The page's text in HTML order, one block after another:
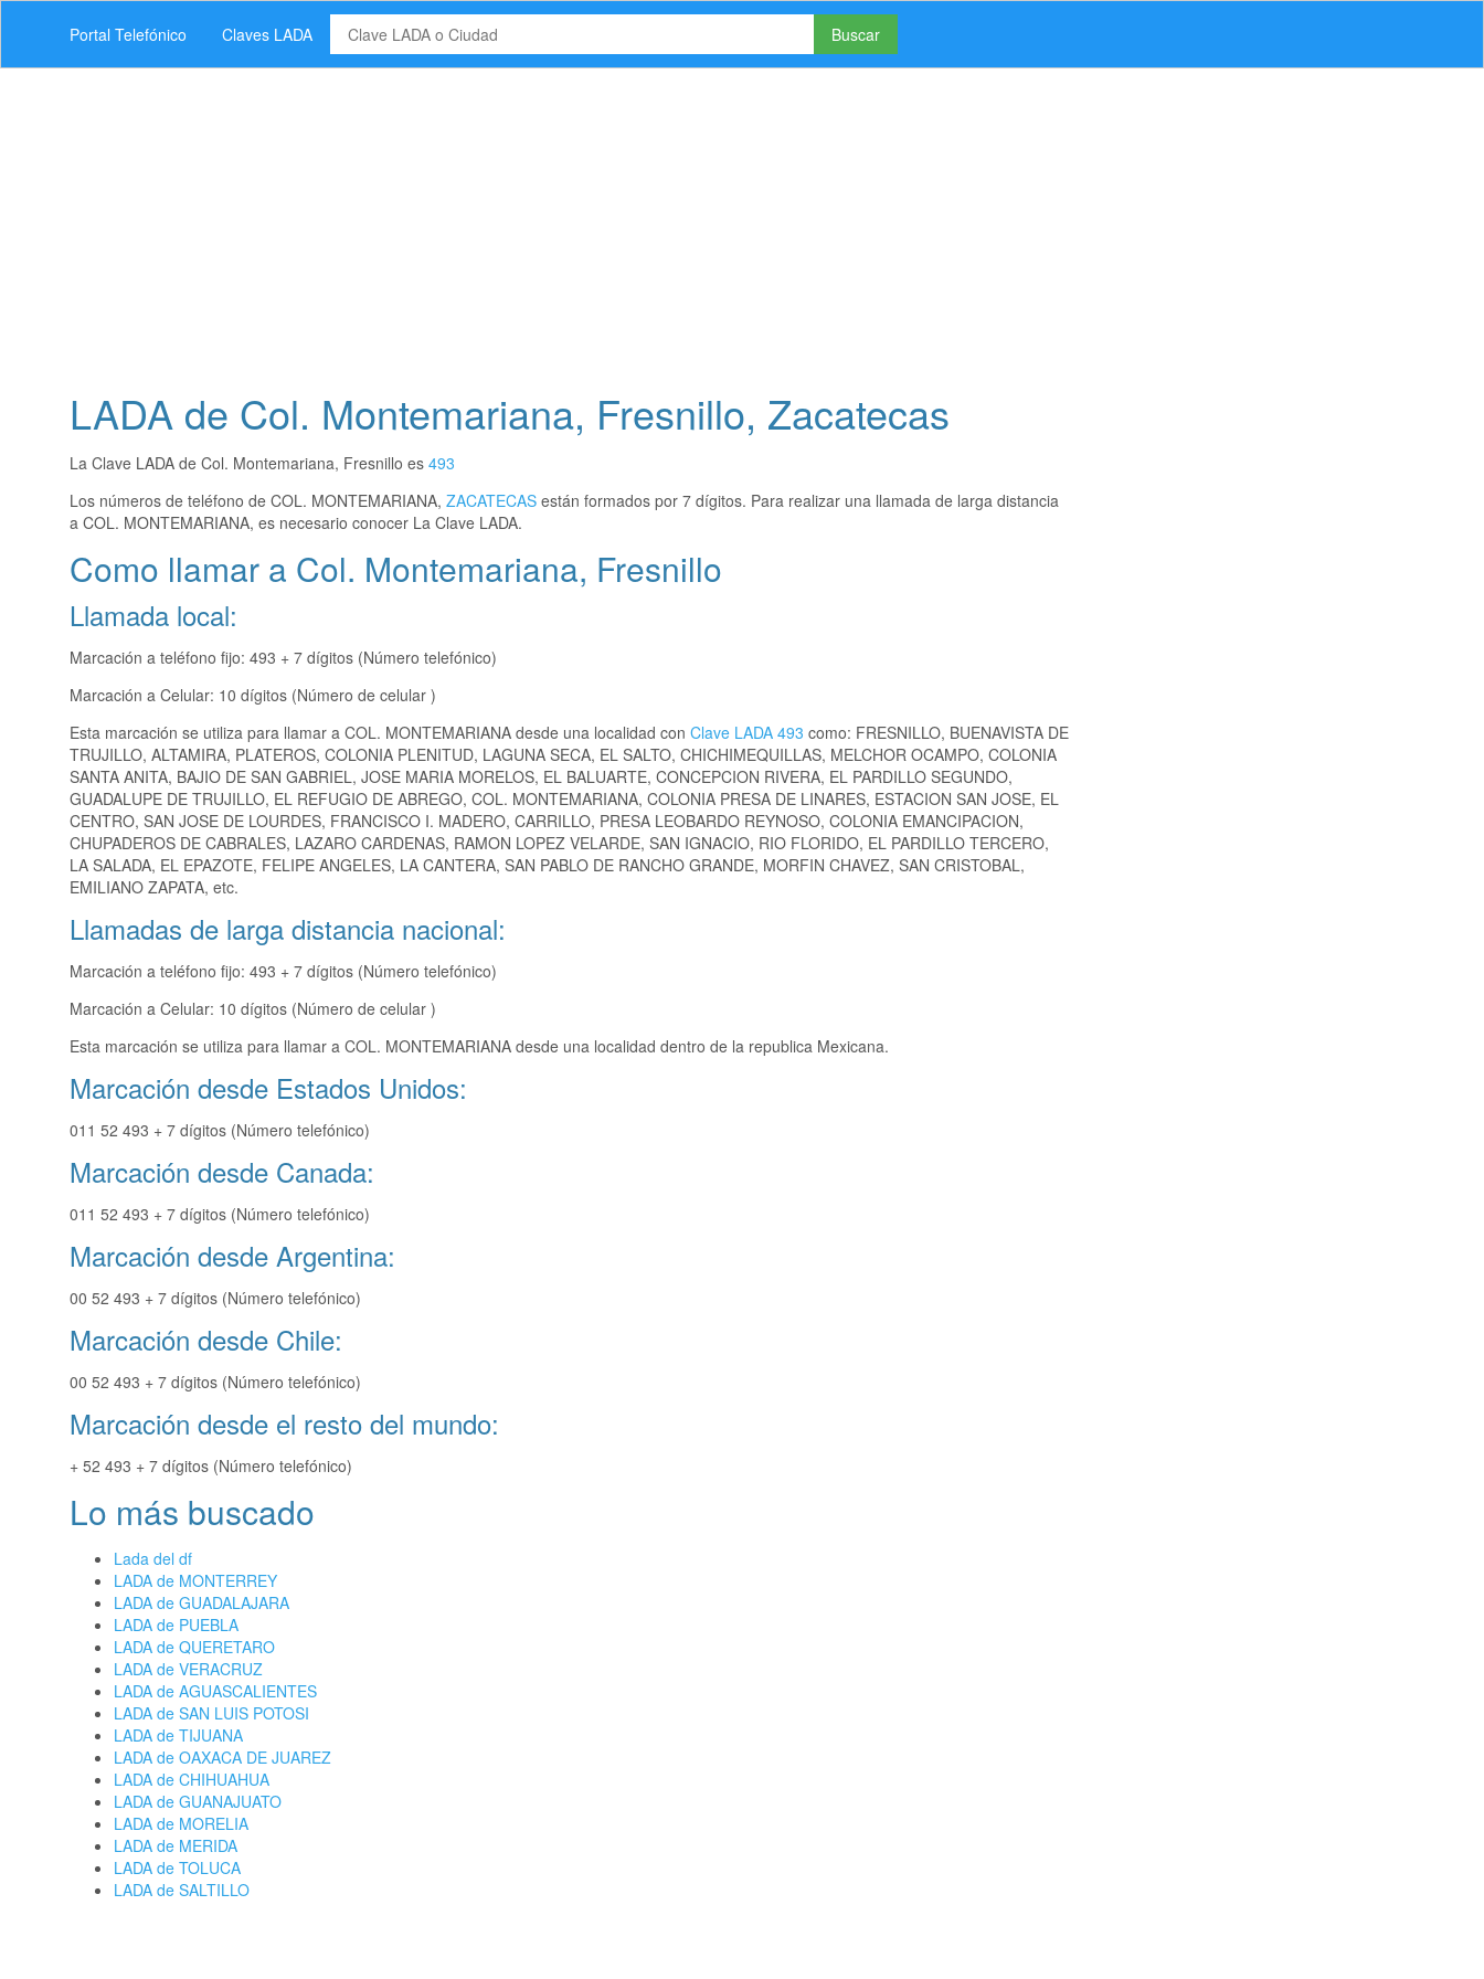
Portal Telefónico Claves LADA Buscar
LADA de Col. Montemariana, Fresnillo, Zacatecas
La Clave LADA de Col. Montemariana, Fresnillo es 493
Los números de teléfono de COL. MONTEMARIANA, ZACATECAS están formados por 7 dígitos. Para realizar una llamada de larga distancia
a COL. MONTEMARIANA, es necesario conocer La Clave LADA.
Como llamar a Col. Montemariana, Fresnillo
Llamada local:
Marcación a teléfono fijo: 493 + 7 dígitos (Número telefónico)
Marcación a Celular: 10 dígitos (Número de celular )
Esta marcación se utiliza para llamar a COL. MONTEMARIANA desde una localidad con Clave LADA 493 como: FRESNILLO, BUENAVISTA DE
TRUJILLO, ALTAMIRA, PLATEROS, COLONIA PLENITUD, LAGUNA SECA, EL SALTO, CHICHIMEQUILLAS, MELCHOR OCAMPO, COLONIA
SANTA ANITA, BAJIO DE SAN GABRIEL, JOSE MARIA MORELOS, EL BALUARTE, CONCEPCION RIVERA, EL PARDILLO SEGUNDO,
GUADALUPE DE TRUJILLO, EL REFUGIO DE ABREGO, COL. MONTEMARIANA, COLONIA PRESA DE LINARES, ESTACION SAN JOSE, EL
CENTRO, SAN JOSE DE LOURDES, FRANCISCO I. MADERO, CARRILLO, PRESA LEOBARDO REYNOSO, COLONIA EMANCIPACION,
CHUPADEROS DE CABRALES, LAZARO CARDENAS, RAMON LOPEZ VELARDE, SAN IGNACIO, RIO FLORIDO, EL PARDILLO TERCERO,
LA SALADA, EL EPAZOTE, FELIPE ANGELES, LA CANTERA, SAN PABLO DE RANCHO GRANDE, MORFIN CHAVEZ, SAN CRISTOBAL,
EMILIANO ZAPATA, etc.
Llamadas de larga distancia nacional:
Marcación a teléfono fijo: 493 + 7 dígitos (Número telefónico)
Marcación a Celular: 10 dígitos (Número de celular )
Esta marcación se utiliza para llamar a COL. MONTEMARIANA desde una localidad dentro de la republica Mexicana.
Marcación desde Estados Unidos:
011 52 493 + 7 dígitos (Número telefónico)
Marcación desde Canada:
011 52 493 + 7 dígitos (Número telefónico)
Marcación desde Argentina:
00 52 493 + 7 dígitos (Número telefónico)
Marcación desde Chile:
00 52 493 + 7 dígitos (Número telefónico)
Marcación desde el resto del mundo:
+ 52 493 + 7 dígitos (Número telefónico)
Lo más buscado
Lada del df
LADA de MONTERREY
LADA de GUADALAJARA
LADA de PUEBLA
LADA de QUERETARO
LADA de VERACRUZ
LADA de AGUASCALIENTES
LADA de SAN LUIS POTOSI
LADA de TIJUANA
LADA de OAXACA DE JUAREZ
LADA de CHIHUAHUA
LADA de GUANAJUATO
LADA de MORELIA
LADA de MERIDA
LADA de TOLUCA
LADA de SALTILLO